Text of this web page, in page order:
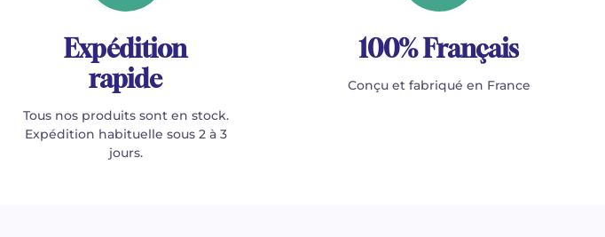
Expédition
rapide
Tous nos produits sont en stock.
Expédition habituelle sous 2 à 3
jours.
100% Français
Conçu et fabriqué en France